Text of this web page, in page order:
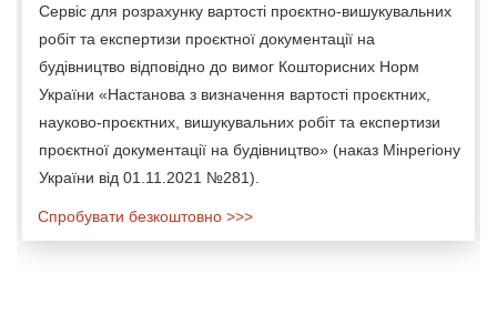
Сервіс для розрахунку вартості проєктно-вишукувальних
робіт та експертизи проєктної документації на
будівництво відповідно до вимог Кошторисних Норм
України «Настанова з визначення вартості проєктних,
науково-проєктних, вишукувальних робіт та експертизи
проєктної документації на будівництво» (наказ Мінрегіону
України від 01.11.2021 №281).
Спробувати безкоштовно >>>